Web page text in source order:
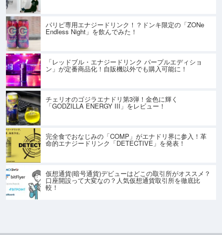
パリピ専用エナジードリンク！？ドンキ限定の「ZONe
Endless Night」を飲んでみた！
「レッドブル・エナジードリンク パープルエディショ
ン」が定番商品化！自販機以外でも購入可能に！
チェリオのゴジラエナドリ第3弾！金色に輝く
「GODZILLA ENERGY III」をレビュー！
完全食でおなじみの「COMP」がエナドリ界に参入！革
命的エナジードリンク「DETECTIVE」を発表！
仮想通貨(暗号通貨)デビューはどこの取引所がオススメ？
口座開設って大変なの？人気仮想通貨取引所を徹底比
較！